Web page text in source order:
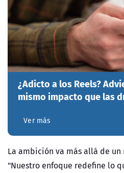
¿Adicto a los Reels?
mismo impacto que las
Ver más
La ambición va más allá de
"Nuestro enfoque redefine lo